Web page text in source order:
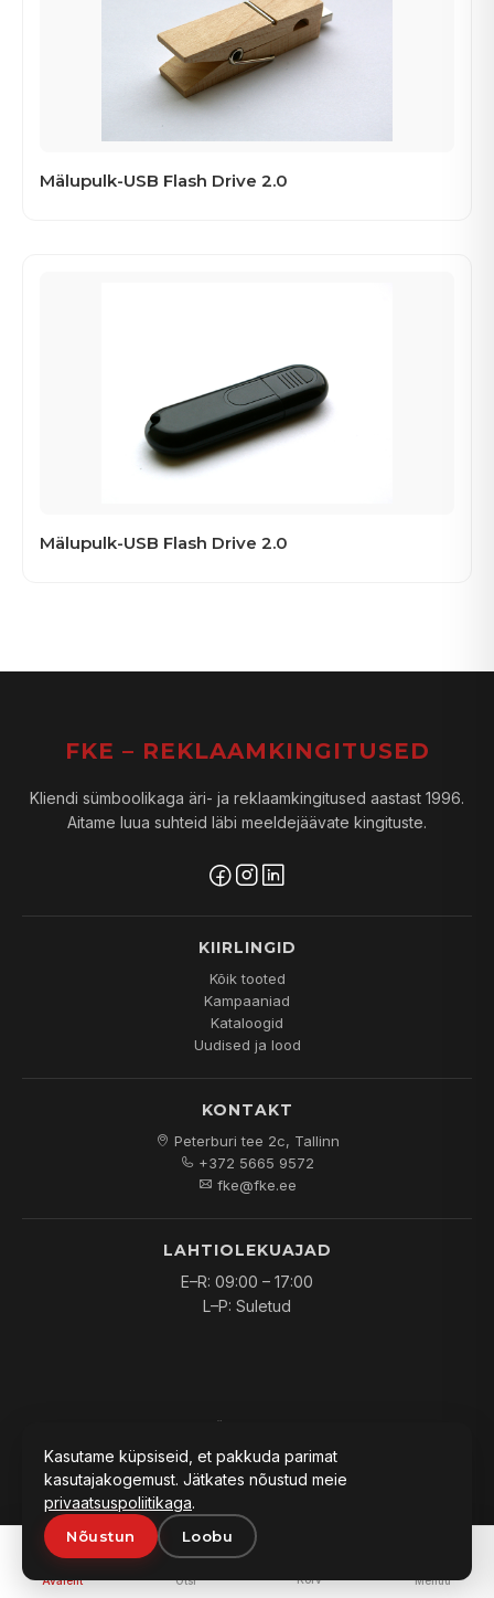
Mälupulk-USB Flash Drive 2.0
Mälupulk-USB Flash Drive 2.0
PAKKUMINE:
Küsi hinda
FKE – REKLAAMKINGITUSED
Kliendi sümboolikaga äri- ja reklaamkingitused aastast 1996.
Aitame luua suhteid läbi meeldejäävate kingituste.
KIIRLINGID
Kõik tooted
Kampaaniad
Kataloogid
Uudised ja lood
KONTAKT
Peterburi tee 2c, Tallinn
+372 5665 9572
fke@fke.ee
LAHTIOLEKUAJAD
E–R: 09:00 – 17:00
L–P: Suletud
Avaleht Otsi
Korv
Menüü
Kasutame küpsiseid, et pakkuda parimat
kasutajakogemust. Jätkates nõustud meie
privaatsuspoliitikaga.
Nõustun Loobu